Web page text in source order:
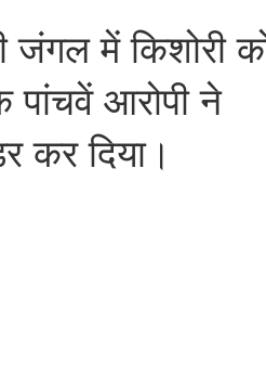
जंगल में किशोरी
पांचवें आरोपी ने
कर दिया।